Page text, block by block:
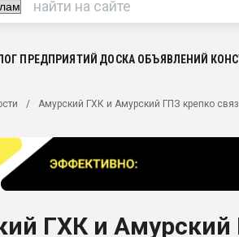
выходит на
рынке
ПРЕДПРИЯТИЙ ДОСКА ОБЪЯВЛЕНИЙ
Амурский ГХК и Амурский ГПЗ крепко
ГХК и Амурский